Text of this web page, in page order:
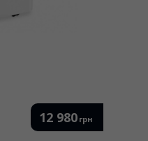
12 980 грн